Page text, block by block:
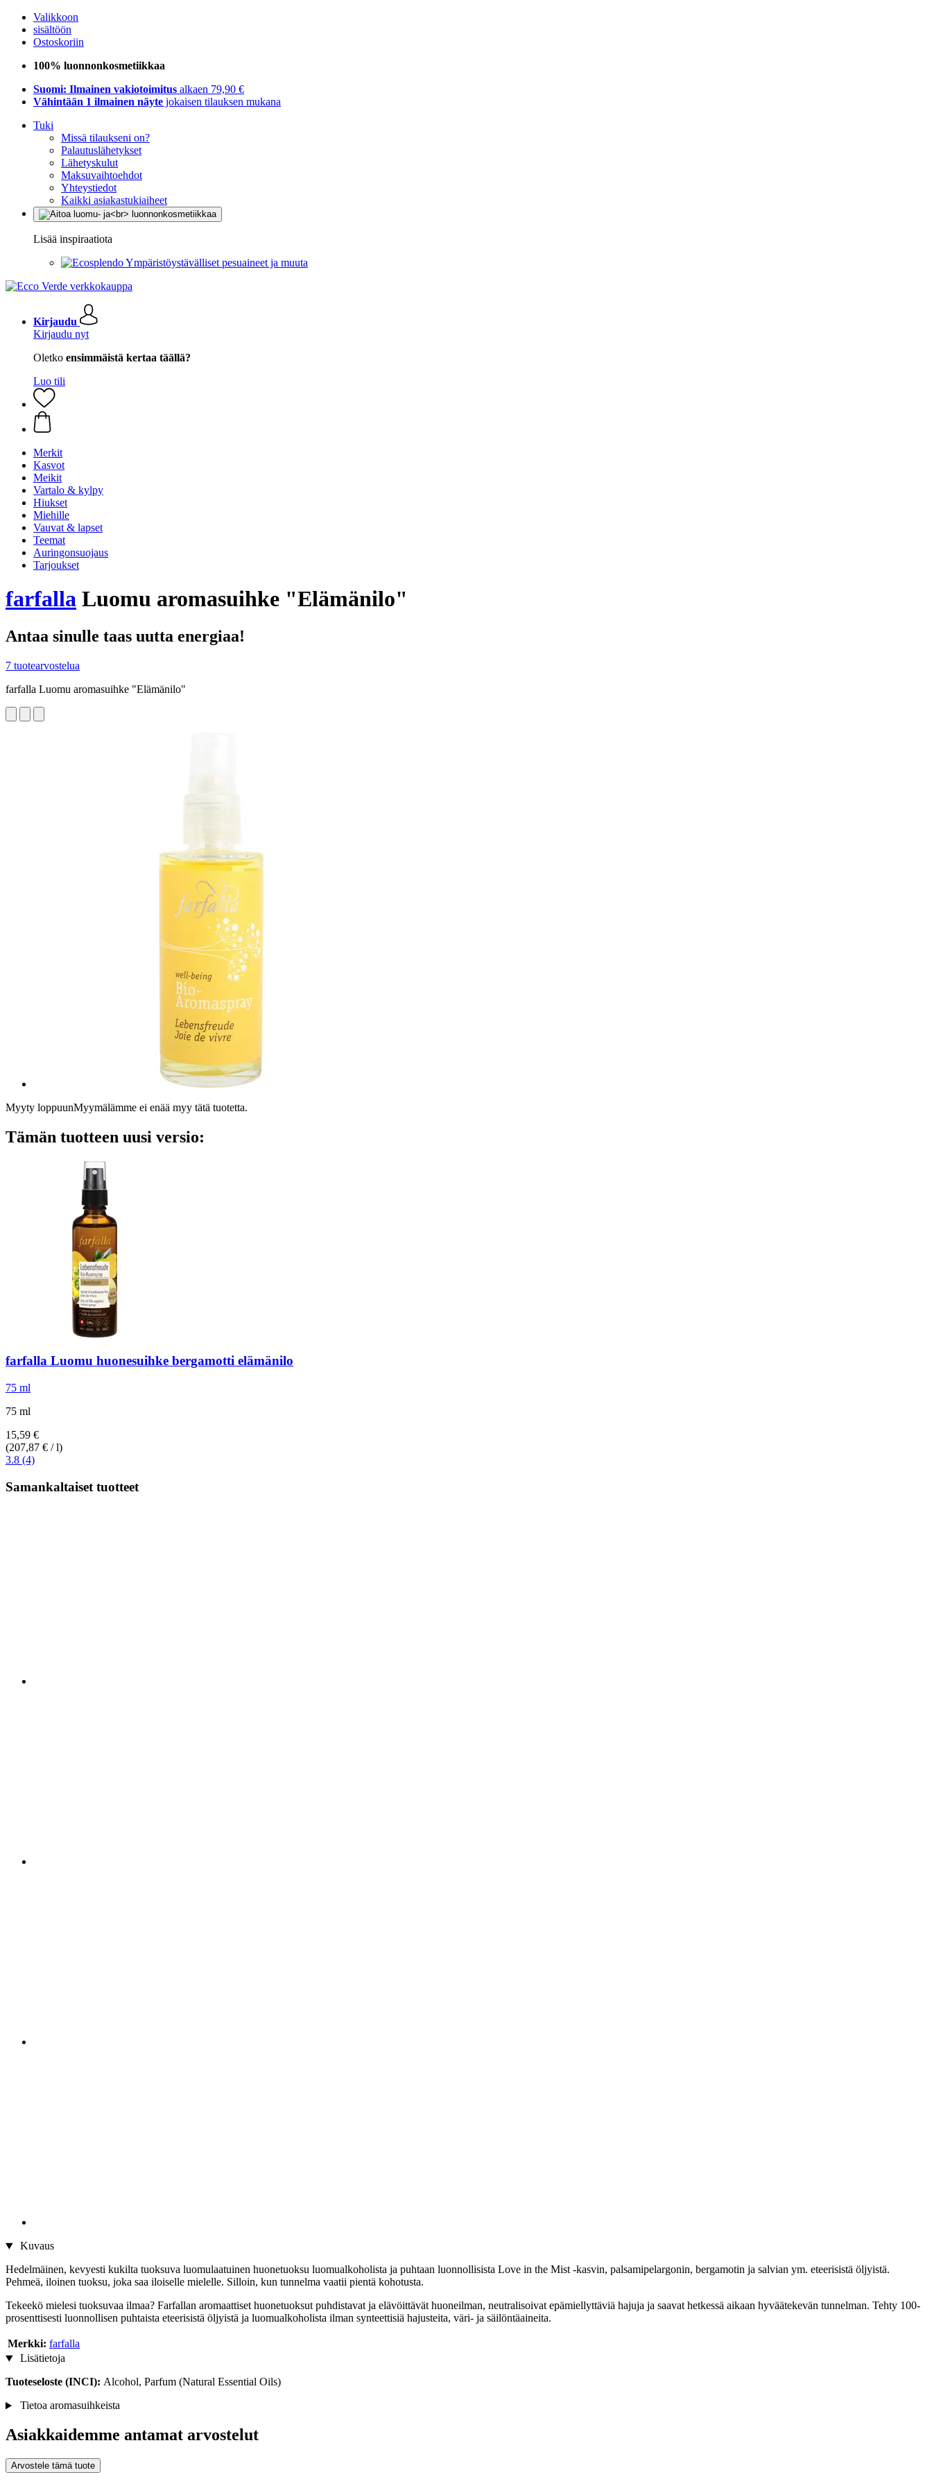
Valikkoon
sisältöön
Ostoskoriin
100% luonnonkosmetiikkaa
Suomi: Ilmainen vakiotoimitus alkaen 79,90 €
Vähintään 1 ilmainen näyte jokaisen tilauksen mukana
Tuki
Missä tilaukseni on?
Palautuslähetykset
Lähetyskulut
Maksuvaihtoehdot
Yhteystiedot
Kaikki asiakastukiaiheet
Lisää inspiraatiota
Ympäristöystävälliset pesuaineet ja muuta
Kirjaudu
Kirjaudu nyt
Oletko ensimmäistä kertaa täällä?
Luo tili
Merkit
Kasvot
Meikit
Vartalo & kylpy
Hiukset
Miehille
Vauvat & lapset
Teemat
Auringonsuojaus
Tarjoukset
farfalla Luomu aromasuihke "Elämänilo"
Antaa sinulle taas uutta energiaa!
7 tuotearvostelua
farfalla Luomu aromasuihke "Elämänilo"
Myyty loppuunMyymälämme ei enää myy tätä tuotetta.
Tämän tuotteen uusi versio:
farfalla Luomu huonesuihke bergamotti elämänilo
75 ml
75 ml
15,59 €
(207,87 € / l)
3.8 (4)
Samankaltaiset tuotteet
Kuvaus
Hedelmäinen, kevyesti kukilta tuoksuva luomulaatuinen huonetuoksu luomualkoholista ja puhtaan luonnollisista Love in the Mist -kasvin, palsamipelargonin, bergamotin ja salvian ym. eteerisistä öljyistä.
Pehmeä, iloinen tuoksu, joka saa iloiselle mielelle. Silloin, kun tunnelma vaatii pientä kohotusta.
Tekeekö mielesi tuoksuvaa ilmaa? Farfallan aromaattiset huonetuoksut puhdistavat ja elävöittävät huoneilman, neutralisoivat epämiellyttäviä hajuja ja saavat hetkessä aikaan hyväätekevän tunnelman. Tehty 100-
prosenttisesti luonnollisen puhtaista eteerisistä öljyistä ja luomualkoholista ilman synteettisiä hajusteita, väri- ja säilöntäaineita.
Merkki: farfalla
Lisätietoja
Tuoteseloste (INCI): Alcohol, Parfum (Natural Essential Oils)
Tietoa aromasuihkeista
Asiakkaidemme antamat arvostelut
Arvostele tämä tuote